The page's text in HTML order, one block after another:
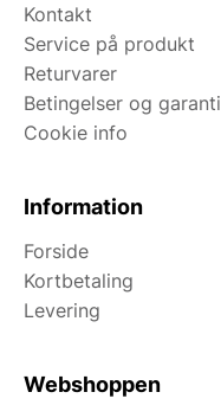
Kontakt
Service på produkt
Returvarer
Betingelser og garanti
Cookie info
Information
Forside
Kortbetaling
Levering
Webshoppen